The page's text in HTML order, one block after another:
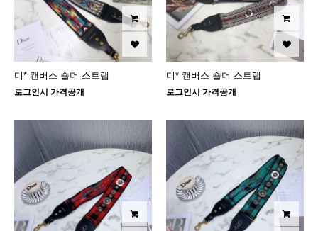
디* 캔버스 숄더 스트랩
로그인시 가격공개
디* 캔버스 숄더 스트랩
로그인시 가격공개